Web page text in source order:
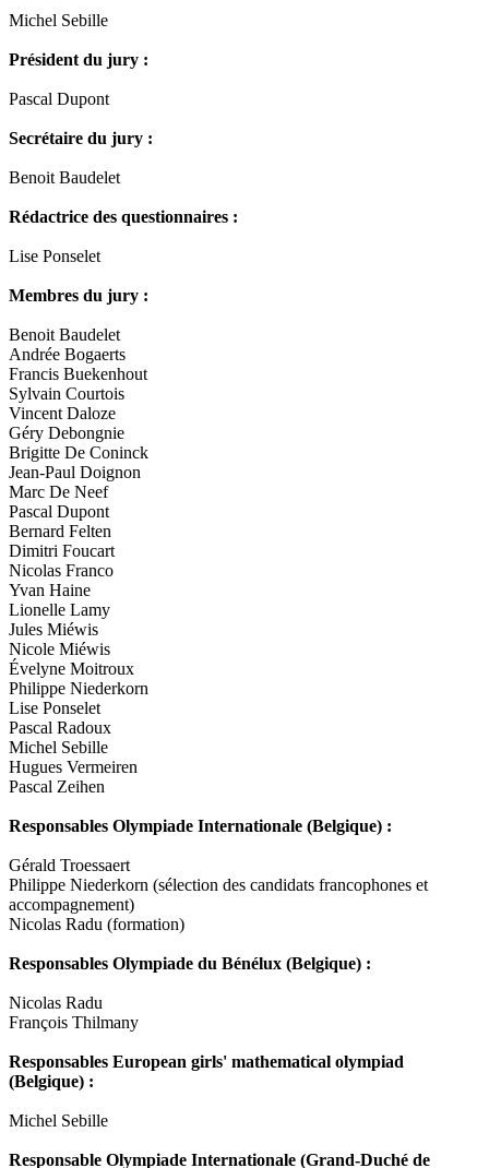
Michel Sebille
Président du jury :
Pascal Dupont
Secrétaire du jury :
Benoit Baudelet
Rédactrice des questionnaires :
Lise Ponselet
Membres du jury :
Benoit Baudelet
Andrée Bogaerts
Francis Buekenhout
Sylvain Courtois
Vincent Daloze
Géry Debongnie
Brigitte De Coninck
Jean-Paul Doignon
Marc De Neef
Pascal Dupont
Bernard Felten
Dimitri Foucart
Nicolas Franco
Yvan Haine
Lionelle Lamy
Jules Miéwis
Nicole Miéwis
Évelyne Moitroux
Philippe Niederkorn
Lise Ponselet
Pascal Radoux
Michel Sebille
Hugues Vermeiren
Pascal Zeihen
Responsables Olympiade Internationale (Belgique) :
Gérald Troessaert
Philippe Niederkorn (sélection des candidats francophones et
accompagnement)
Nicolas Radu (formation)
Responsables Olympiade du Bénélux (Belgique) :
Nicolas Radu
François Thilmany
Responsables European girls' mathematical olympiad
(Belgique) :
Michel Sebille
Responsable Olympiade Internationale (Grand-Duché de